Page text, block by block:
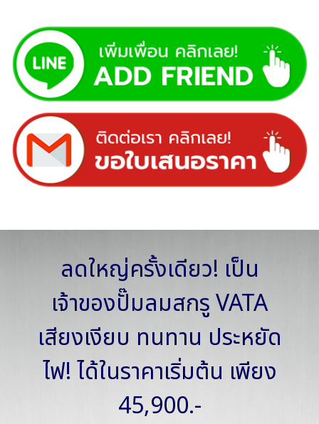
ลดใหญ่ครั้งเดียว! เป็น
เจ้าของปั๊มลมสกรู VATA
เสียงเงียบ ทนทาน ประหยัด
ไฟ! ได้ในราคาเริ่มต้น เพียง
45,900.-